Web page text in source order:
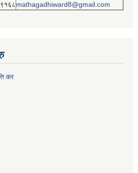
mathagadhiward8@gmail.com
कर